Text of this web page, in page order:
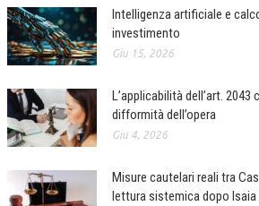
Intelligenza artificiale e
investimento
Giu 15, 2026
L’applicabilità dell’art. 2043
difformità dell’opera
Giu 4, 2026
Misure cautelari reali tra
lettura sistemica dopo Isaia